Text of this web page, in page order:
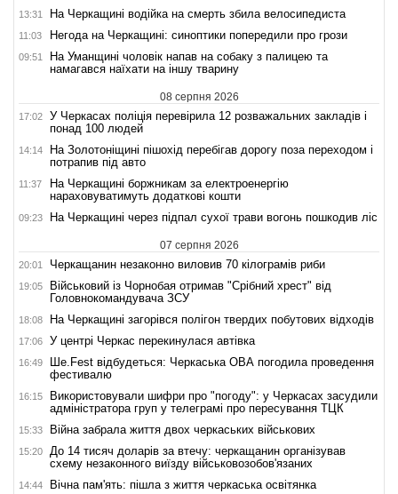
13:31 На Черкащині водійка на смерть збила велосипедиста
11:03 Негода на Черкащині: синоптики попередили про грози
09:51
На Уманщині чоловік напав на собаку з палицею та
намагався наїхати на іншу тварину
08 серпня 2026
17:02
У Черкасах поліція перевірила 12 розважальних закладів і
понад 100 людей
14:14
На Золотоніщині пішохід перебігав дорогу поза переходом і
потрапив під авто
11:37
На Черкащині боржникам за електроенергію
нараховуватимуть додаткові кошти
09:23 На Черкащині через підпал сухої трави вогонь пошкодив ліс
07 серпня 2026
20:01 Черкащанин незаконно виловив 70 кілограмів риби
19:05
Військовий із Чорнобая отримав "Срібний хрест" від
Головнокомандувача ЗСУ
18:08 На Черкащині загорівся полігон твердих побутових відходів
17:06 У центрі Черкас перекинулася автівка
16:49
Ше.Fest відбудеться: Черкаська ОВА погодила проведення
фестивалю
16:15
Використовували шифри про "погоду": у Черкасах засудили
адміністратора груп у телеграмі про пересування ТЦК
15:33 Війна забрала життя двох черкаських військових
15:20
До 14 тисяч доларів за втечу: черкащанин організував
схему незаконного виїзду військовозобов'язаних
14:44 Вічна пам'ять: пішла з життя черкаська освітянка